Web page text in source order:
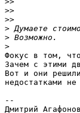
>>
>>
>
>
>
Фокус в том,
Зачем с этими
Вот и они
недостатками
--
Дмитрий Агафонов